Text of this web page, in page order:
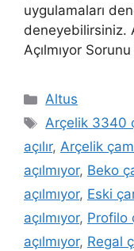
uygulamaları
deneyebilirsiniz.
Açılmıyor
Kategoriler
Altus
Etiketler
Arçelik 3340
açılır, Arçelik
açılmıyor, Beko
açılmıyor, Eski
açılmıyor, Profilo
açılmıyor, Regal